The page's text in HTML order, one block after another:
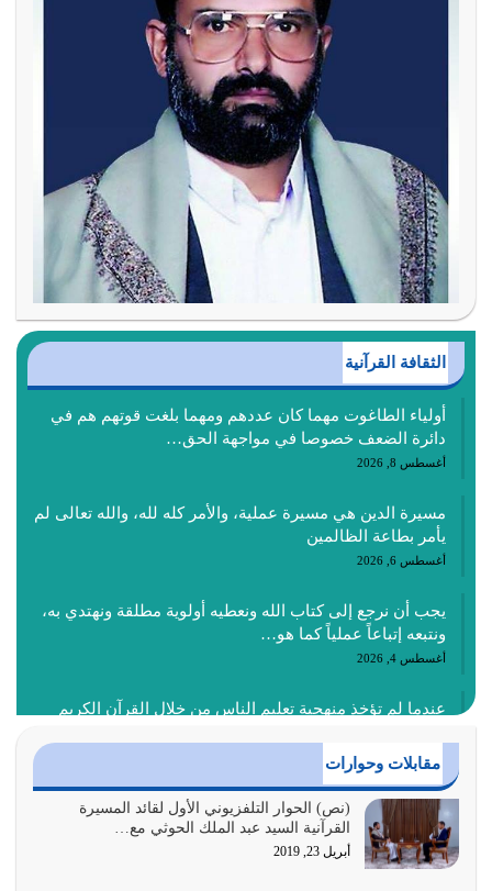
الثقافة القرآنية
أولياء الطاغوت مهما كان عددهم ومهما بلغت قوتهم هم في
دائرة الضعف خصوصا في مواجهة الحق…
أغسطس 8, 2026
مسيرة الدين هي مسيرة عملية، والأمر كله لله، والله تعالى لم
يأمر بطاعة الظالمين
أغسطس 6, 2026
يجب أن نرجع إلى كتاب الله ونعطيه أولوية مطلقة ونهتدي به،
ونتبعه إتباعاً عملياً كما هو…
أغسطس 4, 2026
عندما لم تؤخذ منهجية تعليم الناس من خلال القرآن الكريم
أغسطس 3, 2026
الغاية من الصلاة هو ذكر الله (أقم الصلاة لذكري) إضافة إلى
{وَأَعِدُّوا لَهُمْ مَا…
أغسطس 2, 2026
مقابلات وحوارات
(نص) الحوار التلفزيوني الأول لقائد المسيرة
القرآنية السيد عبد الملك الحوثي مع…
أبريل 23, 2019